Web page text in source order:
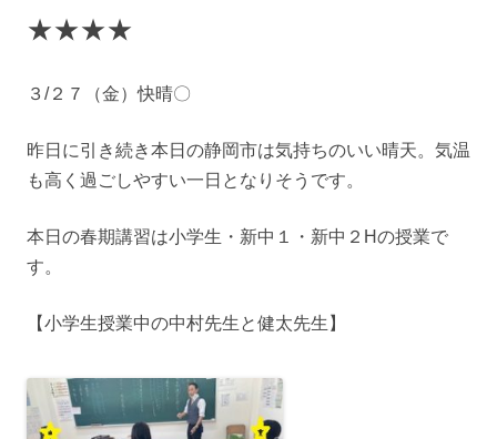
★★★★
３/２７（金）快晴〇
昨日に引き続き本日の静岡市は気持ちのいい晴天。気温
も高く過ごしやすい一日となりそうです。
本日の春期講習は小学生・新中１・新中２Hの授業で
す。
【小学生授業中の中村先生と健太先生】